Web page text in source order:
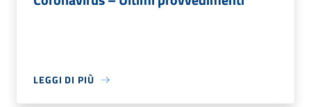
LEGGI DI PIÙ